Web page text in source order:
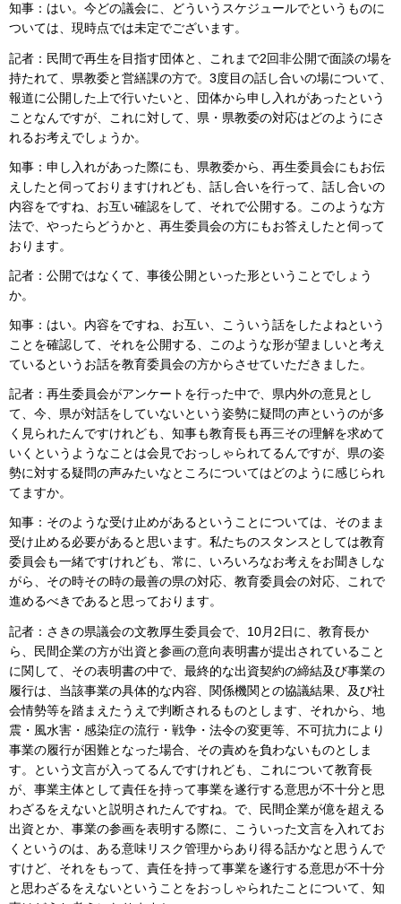
知事：はい。今どの議会に、どういうスケジュールでというものに
ついては、現時点では未定でございます。
記者：民間で再生を目指す団体と、これまで2回非公開で面談の場を
持たれて、県教委と営繕課の方で。3度目の話し合いの場について、
報道に公開した上で行いたいと、団体から申し入れがあったという
ことなんですが、これに対して、県・県教委の対応はどのようにさ
れるお考えでしょうか。
知事：申し入れがあった際にも、県教委から、再生委員会にもお伝
えしたと伺っておりますけれども、話し合いを行って、話し合いの
内容をですね、お互い確認をして、それで公開する。このような方
法で、やったらどうかと、再生委員会の方にもお答えしたと伺って
おります。
記者：公開ではなくて、事後公開といった形ということでしょう
か。
知事：はい。内容をですね、お互い、こういう話をしたよねという
ことを確認して、それを公開する、このような形が望ましいと考え
ているというお話を教育委員会の方からさせていただきました。
記者：再生委員会がアンケートを行った中で、県内外の意見とし
て、今、県が対話をしていないという姿勢に疑問の声というのが多
く見られたんですけれども、知事も教育長も再三その理解を求めて
いくというようなことは会見でおっしゃられてるんですが、県の姿
勢に対する疑問の声みたいなところについてはどのように感じられ
てますか。
知事：そのような受け止めがあるということについては、そのまま
受け止める必要があると思います。私たちのスタンスとしては教育
委員会も一緒ですけれども、常に、いろいろなお考えをお聞きしな
がら、その時その時の最善の県の対応、教育委員会の対応、これで
進めるべきであると思っております。
記者：さきの県議会の文教厚生委員会で、10月2日に、教育長か
ら、民間企業の方が出資と参画の意向表明書が提出されていること
に関して、その表明書の中で、最終的な出資契約の締結及び事業の
履行は、当該事業の具体的な内容、関係機関との協議結果、及び社
会情勢等を踏まえたうえで判断されるものとします、それから、地
震・風水害・感染症の流行・戦争・法令の変更等、不可抗力により
事業の履行が困難となった場合、その責めを負わないものとしま
す。という文言が入ってるんですけれども、これについて教育長
が、事業主体として責任を持って事業を遂行する意思が不十分と思
わざるをえないと説明されたんですね。で、民間企業が億を超える
出資とか、事業の参画を表明する際に、こういった文言を入れてお
くというのは、ある意味リスク管理からあり得る話かなと思うんで
すけど、それをもって、責任を持って事業を遂行する意思が不十分
と思わざるをえないということをおっしゃられたことについて、知